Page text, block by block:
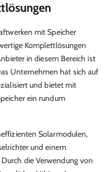
mit Speicher
Komplettlösungen
in diesem Bereich ist
Unternehmen hat sich auf
und bietet mit
ein rundum
Solarmodulen,
und einem
die Verwendung von